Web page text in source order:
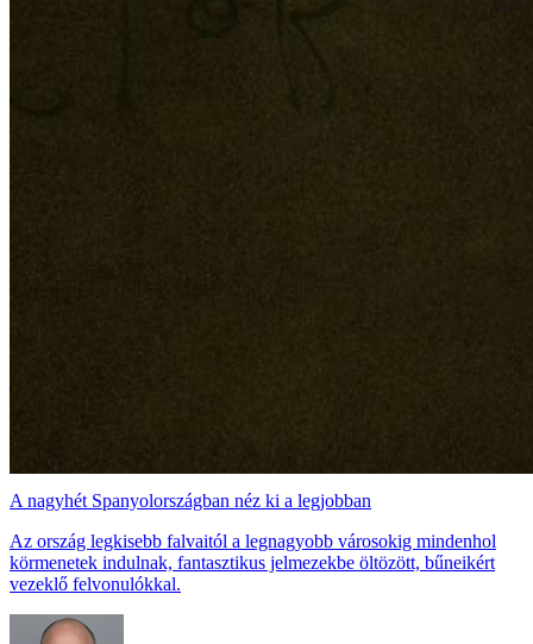
A nagyhét Spanyolországban néz ki a legjobban
Az ország legkisebb falvaitól a legnagyobb városokig mindenhol
körmenetek indulnak, fantasztikus jelmezekbe öltözött, bűneikért
vezeklő felvonulókkal.